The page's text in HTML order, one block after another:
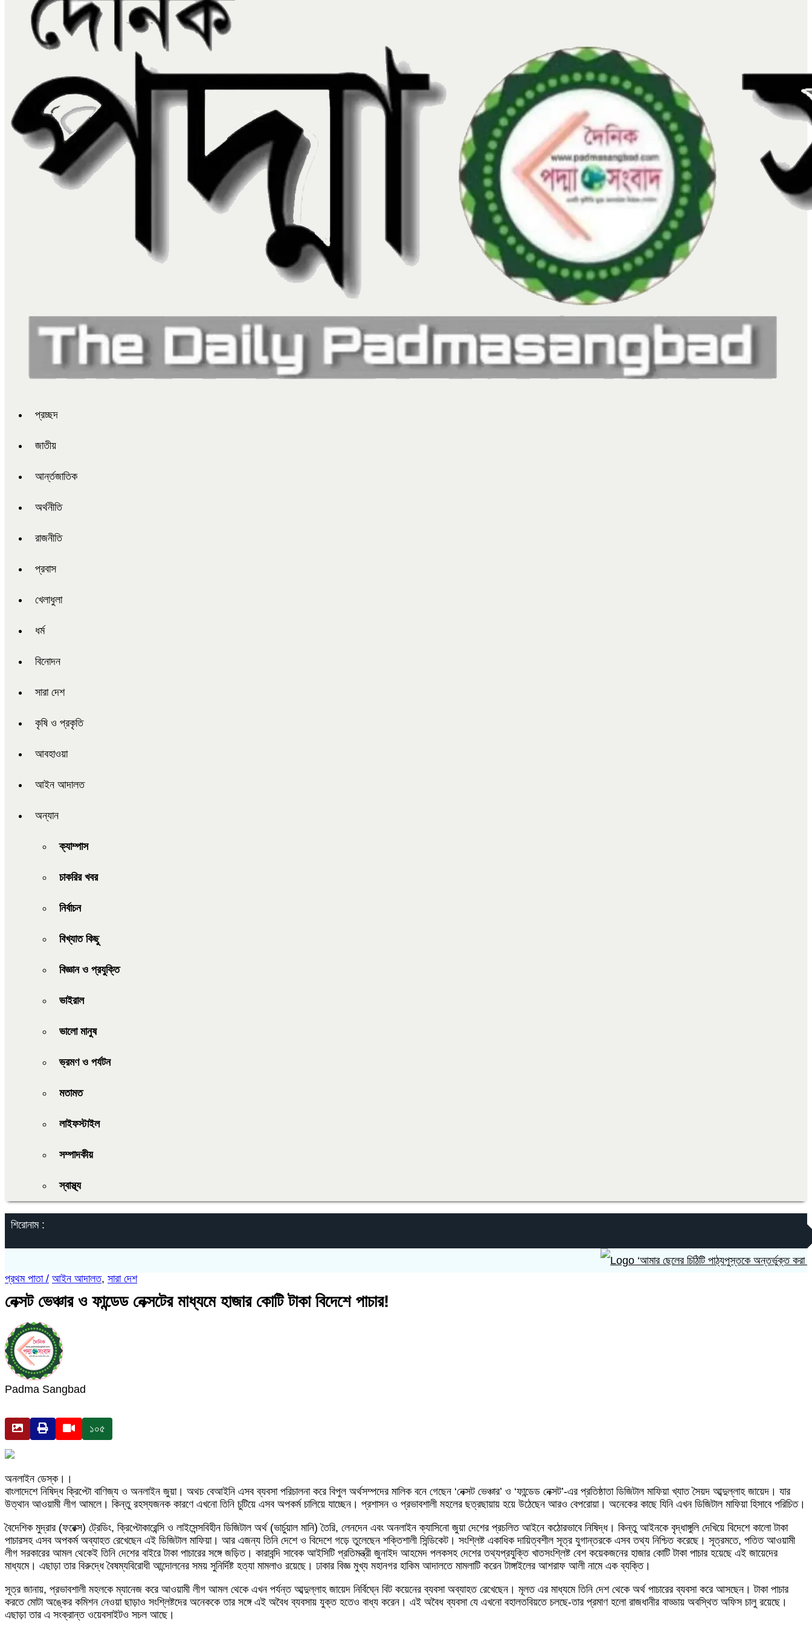
প্রচ্ছদ
জাতীয়
আর্ন্তজাতিক
অর্থনীতি
রাজনীতি
প্রবাস
খেলাধুলা
ধর্ম
বিনোদন
সারা দেশ
কৃষি ও প্রকৃতি
আবহাওয়া
আইন আদালত
অন্যান
ক্যাম্পাস
চাকরির খবর
নির্বাচন
বিখ্যাত কিছু
বিজ্ঞান ও প্রযুক্তি
ভাইরাল
ভালো মানুষ
ভ্রমণ ও পর্যটন
মতামত
লাইফস্টাইল
সম্পাদকীয়
স্বাস্থ্য
শিরোনাম :
‘আমার ছেলের চিঠিটি পাঠ্যপুস্তকে অন্তর্ভুক্ত করা হোক’
প্রথম পাতা / আইন আদালত, সারা দেশ
নেক্সট ভেঞ্চার ও ফান্ডেড নেক্সটের মাধ্যমে হাজার কোটি টাকা বিদেশে পাচার!
Padma Sangbad
১০৫
অনলাইন ডেস্ক।।
বাংলাদেশে নিষিদ্ধ ক্রিপ্টো বাণিজ্য ও অনলাইন জুয়া। অথচ বেআইনি এসব ব্যবসা পরিচালনা করে বিপুল অর্থসম্পদের মালিক বনে গেছেন ‘নেক্সট ভেঞ্চার’ ও ‘ফান্ডেড নেক্সট’-এর প্রতিষ্ঠাতা ডিজিটাল মাফিয়া খ্যাত সৈয়দ আব্দুল্লাহ জায়েদ। যার
উত্থান আওয়ামী লীগ আমলে। কিন্তু রহস্যজনক কারণে এখনো তিনি চুটিয়ে এসব অপকর্ম চালিয়ে যাচ্ছেন। প্রশাসন ও প্রভাবশালী মহলের ছত্রছায়ায় হয়ে উঠেছেন আরও বেপরোয়া। অনেকের কাছে যিনি এখন ডিজিটাল মাফিয়া হিসাবে পরিচিত।
বৈদেশিক মুদ্রার (ফরেক্স) ট্রেডিং, ক্রিপ্টোকারেন্সি ও লাইসেন্সবিহীন ডিজিটাল অর্থ (ভার্চুয়াল মানি) তৈরি, লেনদেন এবং অনলাইন ক্যাসিনো জুয়া দেশের প্রচলিত আইনে কঠোরভাবে নিষিদ্ধ। কিন্তু আইনকে বৃদ্ধাঙ্গুলি দেখিয়ে বিদেশে কালো টাকা
পাচারসহ এসব অপকর্ম অব্যাহত রেখেছেন এই ডিজিটাল মাফিয়া। আর এজন্য তিনি দেশে ও বিদেশে গড়ে তুলেছেন শক্তিশালী সিন্ডিকেট। সংশ্লিষ্ট একাধিক দায়িত্বশীল সূত্র যুগান্তরকে এসব তথ্য নিশ্চিত করেছে। সূত্রমতে, পতিত আওয়ামী
লীগ সরকারের আমল থেকেই তিনি দেশের বাইরে টাকা পাচারের সঙ্গে জড়িত। কারাবন্দি সাবেক আইসিটি প্রতিমন্ত্রী জুনাইদ আহমেদ পলকসহ দেশের তথ্যপ্রযুক্তি খাতসংশ্লিষ্ট বেশ কয়েকজনের হাজার কোটি টাকা পাচার হয়েছে এই জায়েদের
মাধ্যমে। এছাড়া তার বিরুদ্ধে বৈষম্যবিরোধী আন্দোলনের সময় সুনির্দিষ্ট হত্যা মামলাও রয়েছে। ঢাকার বিজ্ঞ মুখ্য মহানগর হাকিম আদালতে মামলাটি করেন টাঙ্গাইলের আশরাফ আলী নামে এক ব্যক্তি।
সূত্র জানায়, প্রভাবশালী মহলকে ম্যানেজ করে আওয়ামী লীগ আমল থেকে এখন পর্যন্ত আব্দুল্লাহ জায়েদ নির্বিঘ্নে বিট কয়েনের ব্যবসা অব্যাহত রেখেছেন। মূলত এর মাধ্যমে তিনি দেশ থেকে অর্থ পাচারের ব্যবসা করে আসছেন। টাকা পাচার
করতে মোটা অঙ্কের কমিশন নেওয়া ছাড়াও সংশ্লিষ্টদের অনেককে তার সঙ্গে এই অবৈধ ব্যবসায় যুক্ত হতেও বাধ্য করেন। এই অবৈধ ব্যবসা যে এখনো বহালতবিয়তে চলছে-তার প্রমাণ হলো রাজধানীর বাড্ডায় অবস্থিত অফিস চালু রয়েছে।
এছাড়া তার এ সংক্রান্ত ওয়েবসাইটও সচল আছে।